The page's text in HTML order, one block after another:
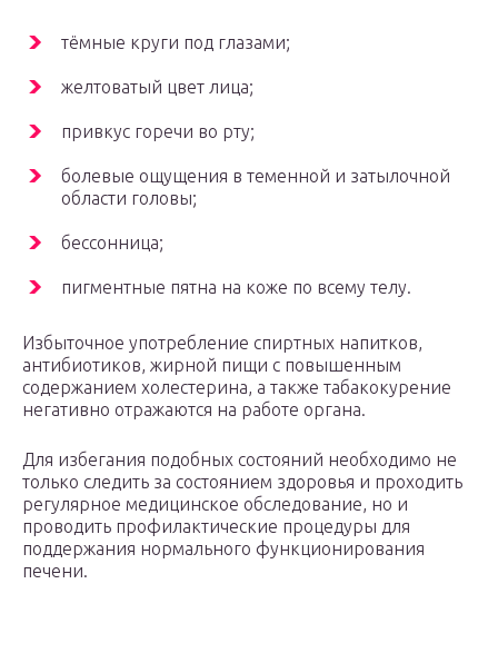
тёмные круги под глазами;
желтоватый цвет лица;
привкус горечи во рту;
болевые ощущения в теменной и затылочной
области головы;
бессонница;
пигментные пятна на коже по всему телу.
Избыточное употребление спиртных напитков,
антибиотиков, жирной пищи с повышенным
содержанием холестерина, а также табакокурение
негативно отражаются на работе органа.
Для избегания подобных состояний необходимо не
только следить за состоянием здоровья и проходить
регулярное медицинское обследование, но и
проводить профилактические процедуры для
поддержания нормального функционирования
печени.